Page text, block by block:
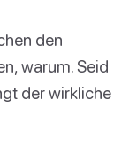
den
warum. Seid
der wirkliche